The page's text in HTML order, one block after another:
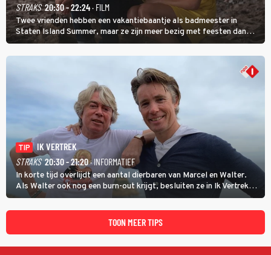
STRAKS 20:30 - 22:24· FILM
Twee vrienden hebben een vakantiebaantje als badmeester in
Staten Island Summer, maar ze zijn meer bezig met feesten dan
met werken.
TIP
IK VERTREK
STRAKS 20:30 - 21:20· INFORMATIEF
In korte tijd overlijdt een aantal dierbaren van Marcel en Walter.
Als Walter ook nog een burn-out krijgt, besluiten ze in Ik Vertrek
een nieuwe start te maken door een B&B in Spanje te openen, waar
ze een moeizame start beleven. (HH)
TOON MEER TIPS